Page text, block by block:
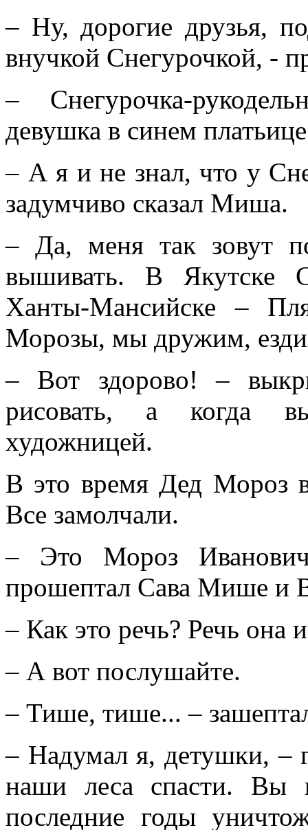
– Ну, дорогие друзья,
внучкой Снегурочкой, -
– Снегурочка-
девушка в синем
– А я и не знал, что у
задумчиво сказал Миша.
– Да, меня так зовут
вышивать. В Якутске
Ханты-Мансийске –
Морозы, мы дружим,
– Вот здорово! –
рисовать, а когда
художницей.
В это время Дед Мороз
Все замолчали.
– Это Мороз
прошептал Сава Мише и
– Как это речь? Речь она
– А вот послушайте.
– Тише, тише... –
– Надумал я, детушки, –
наши леса спасти. Вы
последние годы